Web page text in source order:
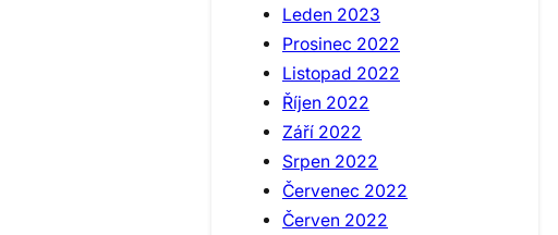
Leden 2023
Prosinec 2022
Listopad 2022
Říjen 2022
Září 2022
Srpen 2022
Červenec 2022
Červen 2022